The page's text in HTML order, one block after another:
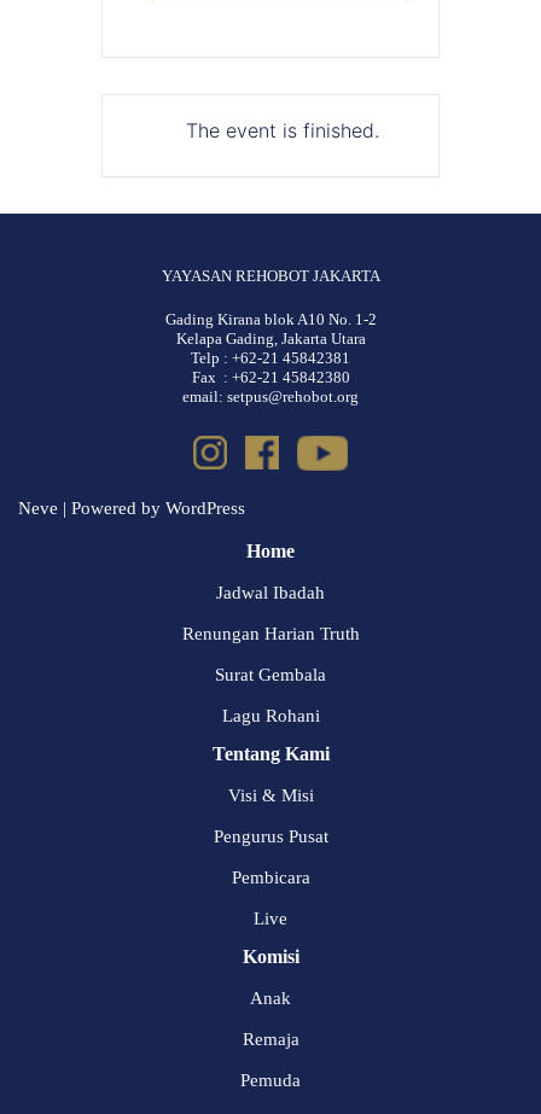
The event is finished.
YAYASAN REHOBOT JAKARTA
Gading Kirana blok A10 No. 1-2
Kelapa Gading, Jakarta Utara
Telp : +62-21 45842381
Fax : +62-21 45842380
email: setpus@rehobot.org
Neve | Powered by WordPress
Home
Jadwal Ibadah
Renungan Harian Truth
Surat Gembala
Lagu Rohani
Tentang Kami
Visi & Misi
Pengurus Pusat
Pembicara
Live
Komisi
Anak
Remaja
Pemuda